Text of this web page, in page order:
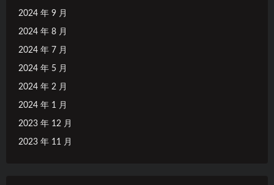
2024 年 9 月
2024 年 8 月
2024 年 7 月
2024 年 5 月
2024 年 2 月
2024 年 1 月
2023 年 12 月
2023 年 11 月